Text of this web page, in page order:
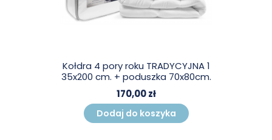
Kołdra 4 pory roku TRADYCYJNA 1
35x200 cm. + poduszka 70x80cm.
170,00 zł
Dodaj do koszyka